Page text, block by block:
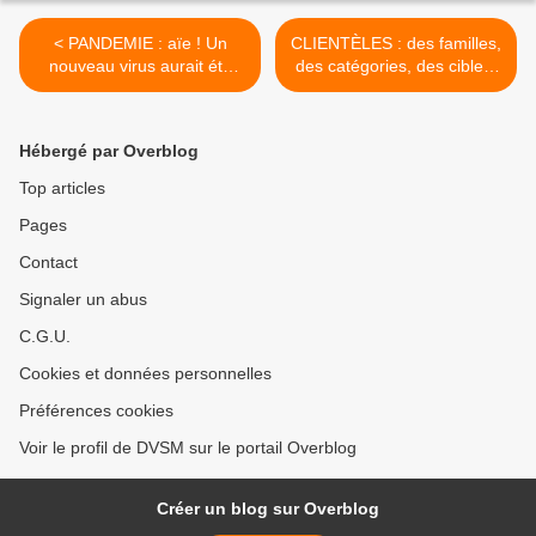
< PANDEMIE : aïe ! Un
nouveau virus aurait été
identifié en Afrique du Sud,
CLIENTÈLES : des familles,
des catégories, des cibles,
un quadrillage bien
Hébergé par Overblog
Top articles
Pages
Contact
Signaler un abus
C.G.U.
Cookies et données personnelles
Préférences cookies
Voir le profil de DVSM sur le portail Overblog
Créer un blog sur Overblog